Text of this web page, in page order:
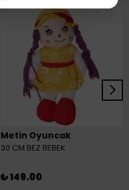
Metin Oyuncak
30 CM BEZ BEBEK
₺ 149.00